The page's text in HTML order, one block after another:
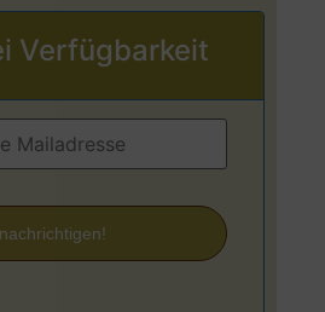
Verfügbarkeit